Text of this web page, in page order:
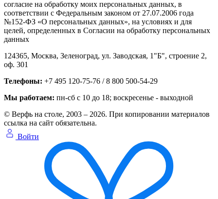
согласие на обработку моих персональных данных, в
соответствии с Федеральным законом от 27.07.2006 года
№152-ФЗ «О персональных данных», на условиях и для
целей, определенных в Согласии на обработку персональных
данных
124365, Москва, Зеленоград, ул. Заводская, 1"Б", строение 2,
оф. 301
Телефоны: +7 495 120-75-76 / 8 800 500-54-29
Мы работаем: пн-сб с 10 до 18; воскресенье - выходной
© Верфь на столе, 2003 – 2026. При копировании материалов
ссылка на сайт обязательна.
Войти